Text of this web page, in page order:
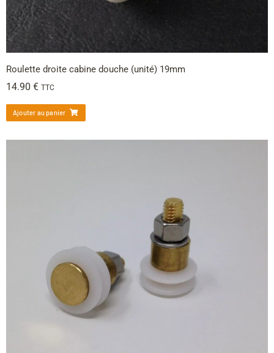
Roulette droite cabine douche (unité) 19mm
14.90 € TTC
Ajouter au panier